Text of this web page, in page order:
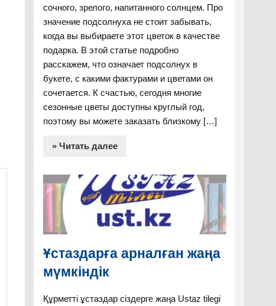
сочного, зрелого, напитанного солнцем. Про
значение подсолнуха не стоит забывать,
когда вы выбираете этот цветок в качестве
подарка. В этой статье подробно
расскажем, что означает подсолнух в
букете, с какими фактурами и цветами он
сочетается. К счастью, сегодня многие
сезонные цветы доступны круглый год,
поэтому вы можете заказать близкому […]
» Читать далее
Ұстаздарға арналған жаңа
мүмкіндік
Құрметті ұстаздар сіздерге жаңа Ustaz tilegi